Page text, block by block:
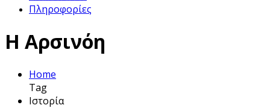
Πληροφορίες
Η Αρσινόη
Home
Tag
Ιστορία